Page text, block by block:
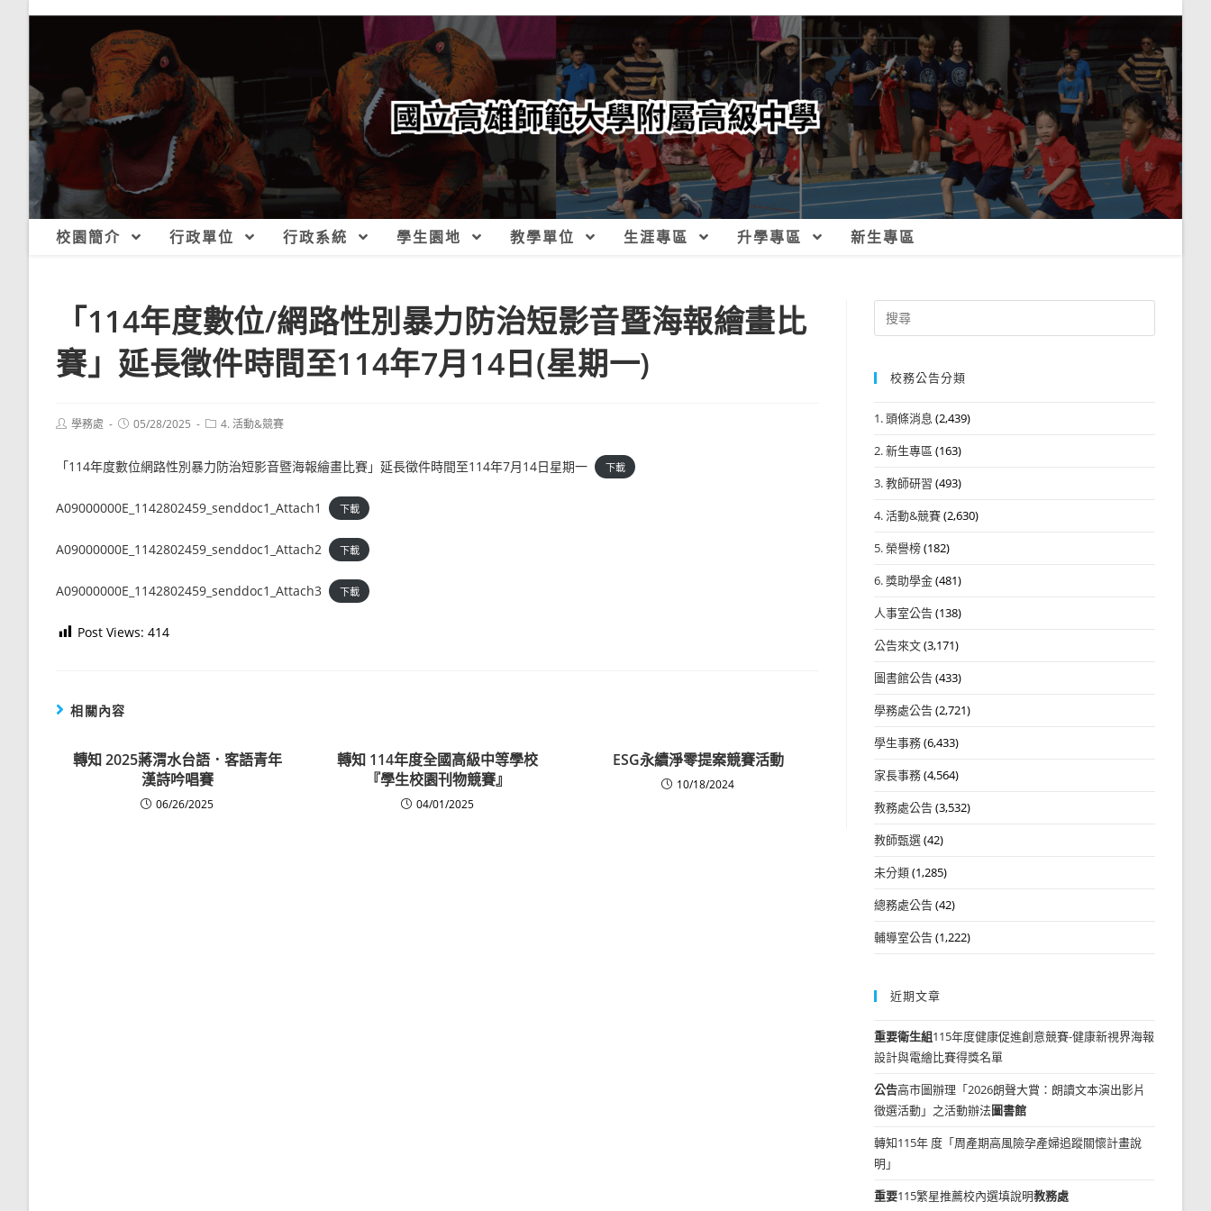
校園簡介 行政單位 行政系統 學生園地 教學單位 生涯專區 升學專區 新生專區
「114年度數位/網路性別暴力防治短影音暨海報繪畫比
賽」延長徵件時間至114年7月14日(星期一)
Post學務處
Post05/28/2025
Post4. 活動&競賽
「114年度數位網路性別暴力防治短影音暨海報繪畫比賽」延長徵件時間至114年7月14日星期一 下載
A09000000E_1142802459_senddoc1_Attach1 下載
A09000000E_1142802459_senddoc1_Attach2 下載
A09000000E_1142802459_senddoc1_Attach3 下載
Post Views: 414
相關內容
轉知 2025蔣渭水台語．客語青年
漢詩吟唱賽
06/26/2025
轉知 114年度全國高級中等學校
『學生校園刊物競賽』
04/01/2025
ESG永續淨零提案競賽活動
10/18/2024
Search
for:
校務公告分類
1. 頭條消息 (2,439)
2. 新生專區 (163)
3. 教師研習 (493)
4. 活動&競賽(2,630)
5. 榮譽榜(182)
6. 獎助學金(481)
人事室公告(138)
公告來文(3,171)
圖書館公告(433)
學務處公告(2,721)
學生事務(6,433)
家長事務(4,564)
教務處公告(3,532)
教師甄選(42)
未分類(1,285)
總務處公告(42)
輔導室公告(1,222)
近期文章
重要衛生組115年度健康促進創意競賽-健康新視界海報
設計與電繪比賽得獎名單
公告高市圖辦理「2026朗聲大賞：朗讀文本演出影片
徵選活動」之活動辦法圖書館
轉知115年 度「周產期高風險孕產婦追蹤關懷計畫說
明」
重要115繁星推薦校內選填說明教務處